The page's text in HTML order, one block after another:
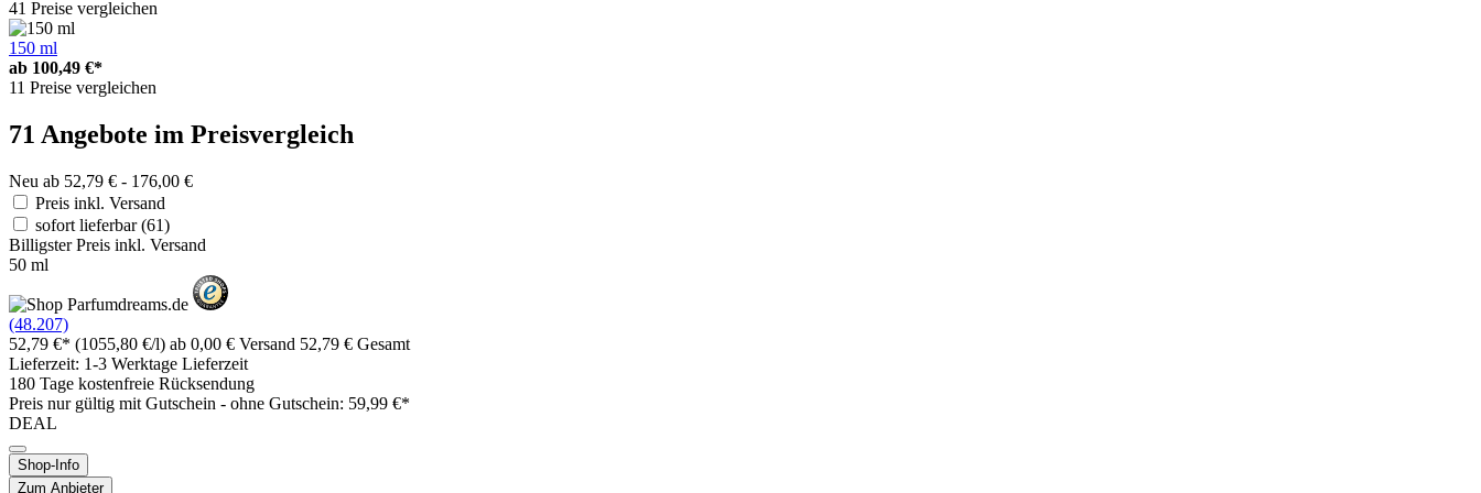
41 Preise vergleichen
150 ml
ab 100,49 €*
11 Preise vergleichen
71 Angebote im Preisvergleich
Neu ab 52,79 € - 176,00 €
Preis inkl. Versand
sofort lieferbar(61)
Billigster Preis inkl. Versand
50 ml
(48.207)
52,79 €* (1055,80 €/l) ab 0,00 € Versand 52,79 € Gesamt
Lieferzeit: 1-3 Werktage Lieferzeit
180 Tage kostenfreie Rücksendung
Preis nur gültig mit Gutschein - ohne Gutschein: 59,99 €*
DEAL
Shop-Info
Zum Anbieter